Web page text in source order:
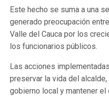
Este hecho se suma a una
generado preocupación
Valle del Cauca por los
los funcionarios públicos.
Las acciones
preservar la vida del
gobierno local y mantener